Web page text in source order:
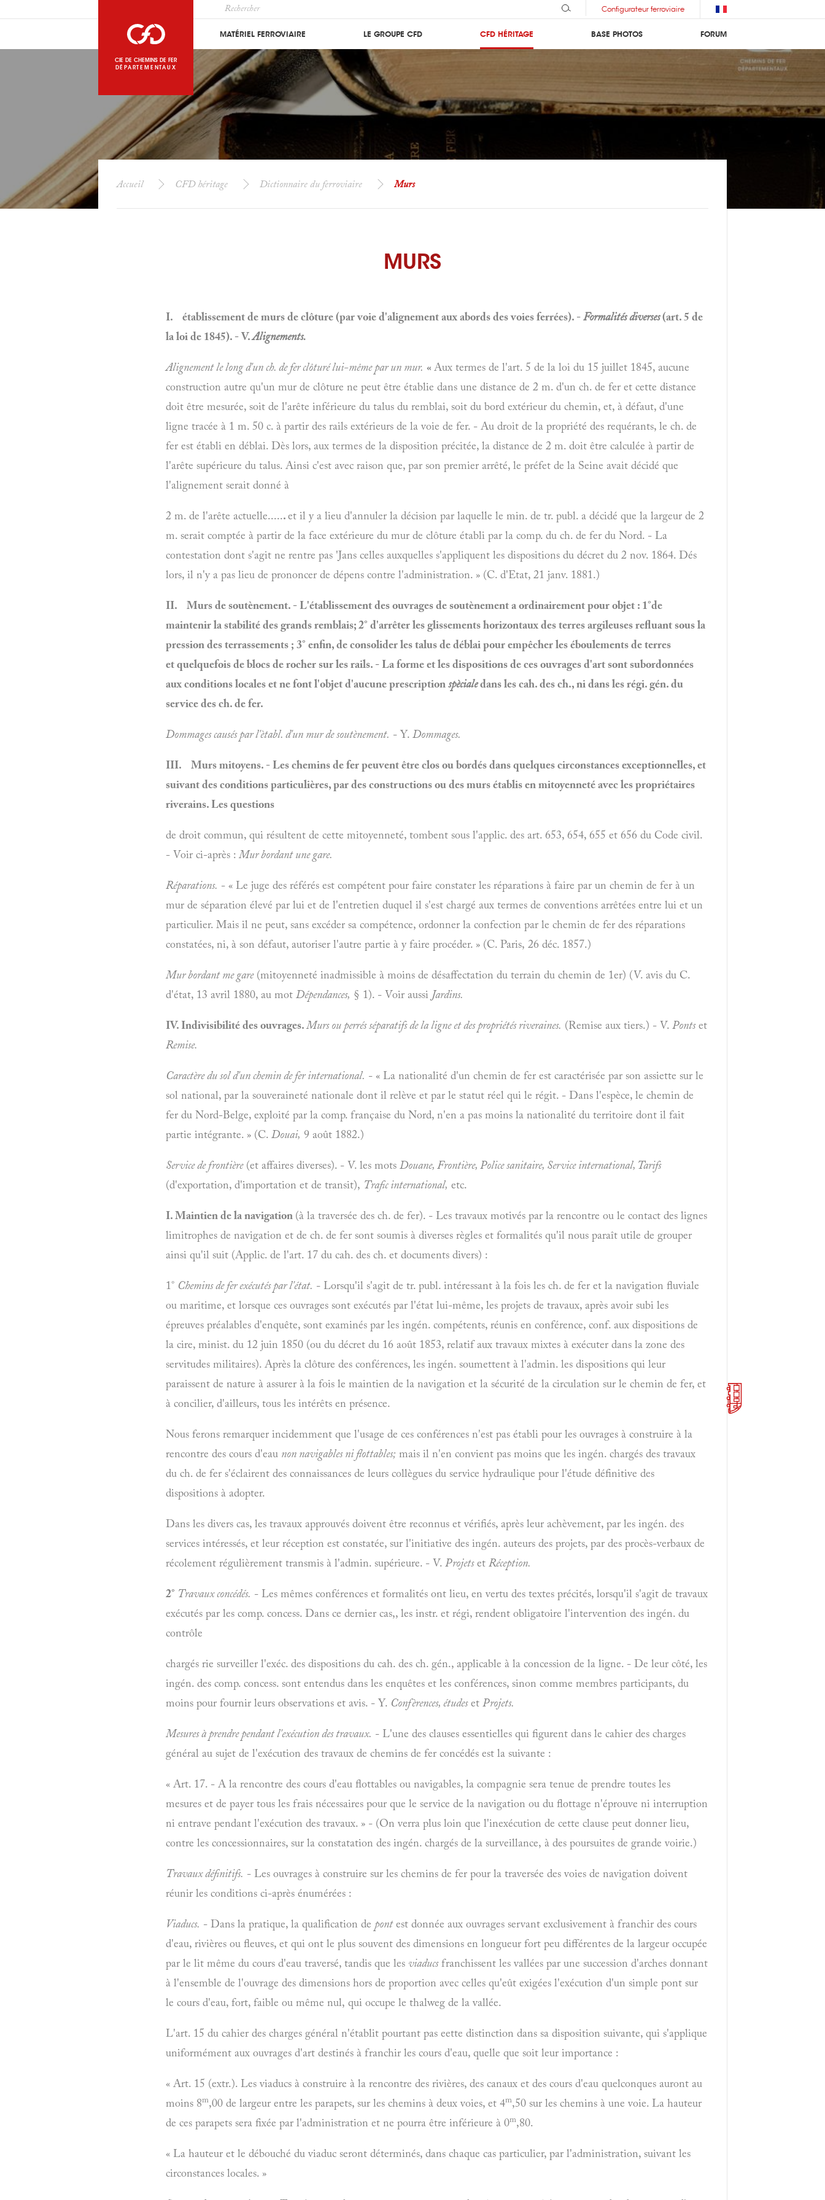
CIE DE CHEMINS DE FER
DÉPARTEMENTAUX
Configurateur ferroviaire
MATÉRIEL FERROVIAIRE LE GROUPE CFD CFD HÉRITAGE BASE PHOTOS FORUM
Accueil CFD héritage Dictionnaire du ferroviaire Murs
MURS
I. établissement de murs de clôture (par voie d'alignement aux abords des voies ferrées). -Formalités diverses(art. 5 de
la loi de 1845). - V.Alignements.
Alignement le long d'un ch. de fer clôturé lui-même par un mur. « Aux termes de l'art. 5 de la loi du 15 juillet 1845, aucune
construction autre qu'un mur de clôture ne peut être établie dans une distance de 2 m. d'un ch. de fer et cette distance
doit être mesurée, soit de l'arête inférieure du talus du remblai, soit du bord extérieur du chemin, et, à défaut, d'une
ligne tracée à 1 m. 50 c. à partir des rails extérieurs de la voie de fer. - Au droit de la propriété des requérants, le ch. de
fer est établi en déblai. Dès lors, aux termes de la disposition précitée, la distance de 2 m. doit être calculée à partir de
l'arête supérieure du talus. Ainsi c'est avec raison que, par son premier arrêté, le préfet de la Seine avait décidé que
l'alignement serait donné à
2 m. de l'arête actuelle......et il y a lieu d'annuler la décision par laquelle le min. de tr. publ. a décidé que la largeur de 2
m. serait comptée à partir de la face extérieure du mur de clôture établi par la comp. du ch. de fer du Nord. - La
contestation dont s'agit ne rentre pas 'Jans celles auxquelles s'appliquent les dispositions du décret du 2 nov. 1864. Dés
lors, il n'y a pas lieu de prononcer de dépens contre l'administration. » (C. d'Etat, 21 janv. 1881.)
II. Murs de soutènement. - L'établissement des ouvrages de soutènement a ordinairement pour objet : 1°de
maintenirla stabilité des grands remblais;2° d'arrêter les glissements horizontaux des terres argileuses refluant sous la
pression des terrassements ; 3° enfin, de consolider les talus de déblai pour empêcher les éboulements de terres
et quelquefois de blocs de rocher sur les rails. - La forme et les dispositions de ces ouvrages d'art sont subordonnées
aux conditions locales et ne font l'objet d'aucune prescriptionspècialedans les cah. des ch., ni dans les régi. gén. du
service des ch. de fer.
Dommages causés par l'ètabl. d'un mur de soutènement. - Y. Dommages.
III. Murs mitoyens. -Les chemins de fer peuvent être clos ou bordés dans quelques circonstances exceptionnelles, et
suivant des conditions particulières, par des constructions ou des murs établis en mitoyenneté avec les propriétaires
riverains. Les questions
de droit commun, qui résultent de cette mitoyenneté, tombent sous l'applic. des art. 653, 654, 655 et 656 du Code civil.
- Voir ci-après : Mur bordant une gare.
Réparations. - « Le juge des référés est compétent pour faire constater les réparations à faire par un chemin de fer à un
mur de séparation élevé par lui et de l'entretien duquel il s'est chargé aux termes de conventions arrêtées entre lui et un
particulier. Mais il ne peut, sans excéder sa compétence, ordonner la confection par le chemin de fer des réparations
constatées, ni, à son défaut, autoriser l'autre partie à y faire procéder. » (C. Paris, 26 déc. 1857.)
Mur bordant me gare(mitoyenneté inadmissible à moins de désaffectation du terrain du chemin de 1er) (V. avis du C.
d'état, 13 avril 1880, au mot Dépendances, § 1). - Voir aussi Jardins.
IV. Indivisibilité des ouvrages.Murs ou perrés séparatifs de la ligne et des propriétés riveraines. (Remise aux tiers.) - V. Pontset
Remise.
Caractère du sol d'un chemin de fer international. - « La nationalité d'un chemin de fer est caractérisée par son assiette sur le
sol national, par la souveraineté nationale dont il relève et par le statut réel qui le régit. - Dans l'espèce, le chemin de
fer du Nord-Belge, exploité par la comp. française du Nord, n'en a pas moins la nationalité du territoire dont il fait
partie intégrante. » (C. Douai, 9 août 1882.)
Service de frontière(et affaires diverses). - V. les mots Douane, Frontière, Police sanitaire, Service international, Tarifs
(d'exportation, d'importation et de transit), Trafic international, etc.
I. Maintien de la navigation (à la traversée des ch. de fer). - Les travaux motivés par la rencontre ou le contact des lignes
limitrophes de navigation et de ch. de fer sont soumis à diverses règles et formalités qu'il nous paraît utile de grouper
ainsi qu'il suit (Applic. de l'art. 17 du cah. des ch. et documents divers) :
1° Chemins de fer exécutés par l'état. - Lorsqu'il s'agit de tr. publ. intéressant à la fois les ch. de fer et la navigation fluviale
ou maritime, et lorsque ces ouvrages sont exécutés par l'état lui-même, les projets de travaux, après avoir subi les
épreuves préalables d'enquête, sont examinés par les ingén. compétents, réunis en conférence, conf. aux dispositions de
la cire, minist. du 12 juin 1850 (ou du décret du 16 août 1853, relatif aux travaux mixtes à exécuter dans la zone des
servitudes militaires). Après la clôture des conférences, les ingén. soumettent à l'admin. les dispositions qui leur
paraissent de nature à assurer à la fois le maintien de la navigation et la sécurité de la circulation sur le chemin de fer, et
à concilier, d'ailleurs, tous les intérêts en présence.
Nous ferons remarquer incidemment que l'usage de ces conférences n'est pas établi pour les ouvrages à construire à la
rencontre des cours d'eau non navigables ni flottables; mais il n'en convient pas moins que les ingén. chargés des travaux
du ch. de fer s'éclairent des connaissances de leurs collègues du service hydraulique pour l'étude définitive des
dispositions à adopter.
Dans les divers cas, les travaux approuvés doivent être reconnus et vérifiés, après leur achèvement, par les ingén. des
services intéressés, et leur réception est constatée, sur l'initiative des ingén. auteurs des projets, par des procès-verbaux de
récolement régulièrement transmis à l'admin. supérieure. - V. Projetset Réception.
2° Travaux concédés. - Les mêmes conférences et formalités ont lieu, en vertu des textes précités, lorsqu'il s'agit de travaux
exécutés par les comp. concess. Dans ce dernier cas,, les instr. et régi, rendent obligatoire l'intervention des ingén. du
contrôle
chargés rie surveiller l'exéc. des dispositions du cah. des ch. gén., applicable à la concession de la ligne. - De leur côté, les
ingén. des comp. concess. sont entendus dans les enquêtes et les conférences, sinon comme membres participants, du
moins pour fournir leurs observations et avis. - Y. Confèrences, étudeset Projets.
Mesures à prendre pendant l'exécution des travaux. - L'une des clauses essentielles qui figurent dans le cahier des charges
général au sujet de l'exécution des travaux de chemins de fer concédés est la suivante :
« Art. 17. - A la rencontre des cours d'eau flottables ou navigables, la compagnie sera tenue de prendre toutes les
mesures et de payer tous les frais nécessaires pour que le service de la navigation ou du flottage n'éprouve ni interruption
ni entrave pendant l'exécution des travaux. » - (On verra plus loin que l'inexécution de cette clause peut donner lieu,
contre les concessionnaires, sur la constatation des ingén. chargés de la surveillance, à des poursuites de grande voirie.)
Travaux définitifs. - Les ouvrages à construire sur les chemins de fer pour la traversée des voies de navigation doivent
réunir les conditions ci-après énumérées :
Viaducs. - Dans la pratique, la qualification de pontest donnée aux ouvrages servant exclusivement à franchir des cours
d'eau, rivières ou fleuves, et qui ont le plus souvent des dimensions en longueur fort peu différentes de la largeur occupée
par le lit même du cours d'eau traversé, tandis que les viaducsfranchissent les vallées par une succession d'arches donnant
à l'ensemble de l'ouvrage des dimensions hors de proportion avec celles qu'eût exigées l'exécution d'un simple pont sur
le cours d'eau, fort, faible ou même nul, qui occupe le thalweg de la vallée.
L'art. 15 du cahier des charges général n'établit pourtant pas eette distinction dans sa disposition suivante, qui s'applique
uniformément aux ouvrages d'art destinés à franchir les cours d'eau, quelle que soit leur importance :
« Art. 15 (extr.). Les viaducs à construire à la rencontre des rivières, des canaux et des cours d'eau quelconques auront au
moins 8m,00 de largeur entre les parapets, sur les chemins à deux voies, et 4m,50 sur les chemins à une voie. La hauteur
de ces parapets sera fixée par l'administration et ne pourra être inférieure à 0m,80.
« La hauteur et le débouché du viaduc seront déterminés, dans chaque cas particulier, par l'administration, suivant les
circonstances locales. »